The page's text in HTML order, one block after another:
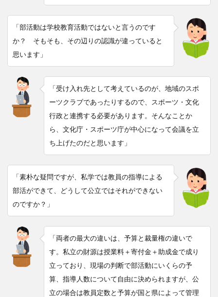
「部活動は学校教育活動ではないと言うのです
か？ そもそも、その辺りの認識が違っていると
思います」
「受け入れ先として考えているのが、地域のスポ
ーツクラブであったりするので、スポーツ・文化
行政と連携する必要があります。そんなことか
ら、文化庁・スポーツ庁が中心になって会議を立
ち上げたのだと思います」
「素朴な疑問ですが、私学では教員の指導による
部活ができて、どうして公立ではそれができない
のですか？」
「両者の最大の違いは、予算と裁量権の違いで
す。私立の財源は授業料＋寄付金＋助成金で成り
立っており、現場の判断で部活動にいくらの予
算、指導人数について自由に決められますが、公
立の場合は教員定数と予算が国と県によって管理